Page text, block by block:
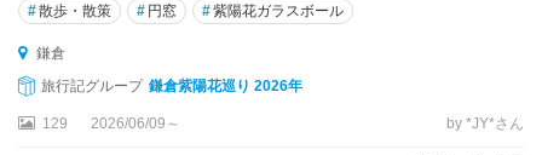
#散歩・散策 # 円窓 #紫陽花ガラスボール
鎌倉
旅行記グループ 鎌倉紫陽花巡り 2026年
129 2026/06/09～ by *JY*さん